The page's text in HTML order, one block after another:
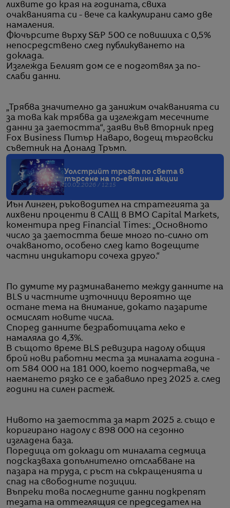
лихвите до края на годината, свиха
очакванията си - вече са калкулирани само две
намаления.
Фючърсите върху S&P 500 се повишиха с 0,5%
непосредствено след публикуването на
доклада.
Изглежда Белият дом се е подготвял за по-
слаби данни.
„Трябва значително да занижим очакванията си
за това как трябва да изглеждат месечните
данни за заетостта“, заяви във вторник пред
Fox Business Питър Наваро, водещ търговски
съветник на Доналд Тръмп.
Уолстрийт тръгва по света в
търсене на по-евтини акции
10.02.2026 / 12:15
Иън Линген, ръководител на стратегията за
лихвени проценти в САЩ в BMO Capital Markets,
коментира пред Financial Times: „Основното
число за заетостта беше много по-силно от
очакваното, особено след като водещите
частни индикатори сочеха друго.“
По думите му разминаването между данните на
BLS и частните източници вероятно ще
остане тема на внимание, докато пазарите
осмислят новите числа.
Според данните безработицата леко е
намаляла до 4,3%.
В същото време BLS ревизира надолу общия
брой нови работни места за миналата година -
от 584 000 на 181 000, което подчертава, че
наемането рязко се е забавило през 2025 г. след
години на силен растеж.
Нивото на заетостта за март 2025 г. също е
коригирано надолу с 898 000 на сезонно
изгладена база.
Поредица от доклади от миналата седмица
подсказваха допълнително отслабване на
пазара на труда, с ръст на съкращенията и
спад на свободните позиции.
Въпреки това последните данни подкрепят
тезата на оттеглящия се председател на